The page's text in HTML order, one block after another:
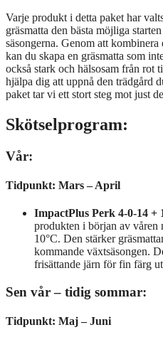
Varje produkt i detta paket har
gräsmatta den bästa möjliga
säsongerna. Genom att
kan du skapa en gräsmatta som
också stark och hälsosam från rot
hjälpa dig att uppnå den trädgård
paket tar vi ett stort steg mot just
Skötselprogram:
Vår:
Tidpunkt: Mars – April
ImpactPlus Perk 4-0-14 +
produkten i början av våren
10°C. Den stärker
kommande växtsäsongen.
frisättande järn för fin färg
Sen vår – tidig sommar:
Tidpunkt: Maj – Juni